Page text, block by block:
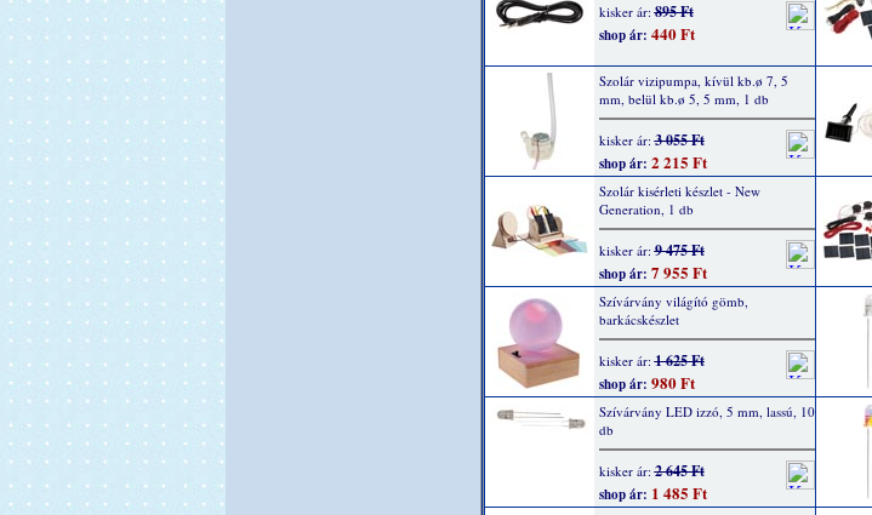
kisker ár:895 Ft
shop ár: 440 Ft
Szolár vizipumpa, kívül kb.ø 7, 5
mm, belül kb.ø 5, 5 mm, 1 db
kisker ár:3 055 Ft
shop ár: 2 215 Ft
Szolár kisérleti készlet - New
Generation, 1 db
kisker ár:9 475 Ft
shop ár: 7 955 Ft
Szívárvány világító gömb,
barkácskészlet
kisker ár:1 625 Ft
shop ár: 980 Ft
Szívárvány LED izzó, 5 mm, lassú, 10
db
kisker ár:2 645 Ft
shop ár: 1 485 Ft